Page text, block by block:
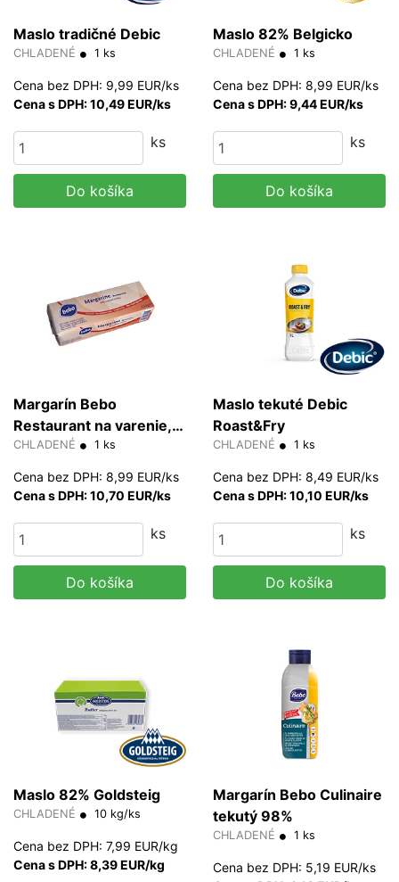
Maslo tradičné Debic
CHLADENÉ 1 ks
Cena bez DPH: 9,99 EUR/ks
Cena s DPH: 10,49 EUR/ks
ks
Do košíka
Maslo 82% Belgicko
CHLADENÉ 1 ks
Cena bez DPH: 8,99 EUR/ks
Cena s DPH: 9,44 EUR/ks
ks
Do košíka
Margarín Bebo
Restaurant na varenie,
pečenie
CHLADENÉ 1 ks
Cena bez DPH: 8,99 EUR/ks
Cena s DPH: 10,70 EUR/ks
ks
Do košíka
Maslo tekuté Debic
Roast&Fry
CHLADENÉ 1 ks
Cena bez DPH: 8,49 EUR/ks
Cena s DPH: 10,10 EUR/ks
ks
Do košíka
Maslo 82% Goldsteig
CHLADENÉ 10 kg/ks
Cena bez DPH: 7,99 EUR/kg
Cena s DPH: 8,39 EUR/kg
Margarín Bebo Culinaire
tekutý 98%
CHLADENÉ 1 ks
Cena bez DPH: 5,19 EUR/ks